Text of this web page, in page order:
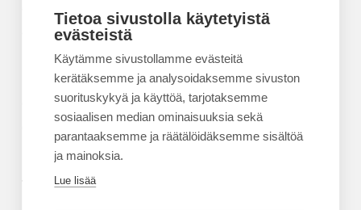
Tietoa sivustolla käytetyistä
evästeistä
Käytämme sivustollamme evästeitä
kerätäksemme ja analysoidaksemme sivuston
suorituskykyä ja käyttöä, tarjotaksemme
sosiaalisen median ominaisuuksia sekä
parantaaksemme ja räätälöidäksemme sisältöä
ja mainoksia.
Lue lisää
Kesäyliopisto
Epanet
BLOGIT
Kesäyliopiston blogi
Epanet-blogi
TILAA UUTISKIRJE